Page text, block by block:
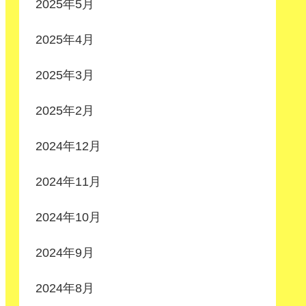
2025年5月
2025年4月
2025年3月
2025年2月
2024年12月
2024年11月
2024年10月
2024年9月
2024年8月